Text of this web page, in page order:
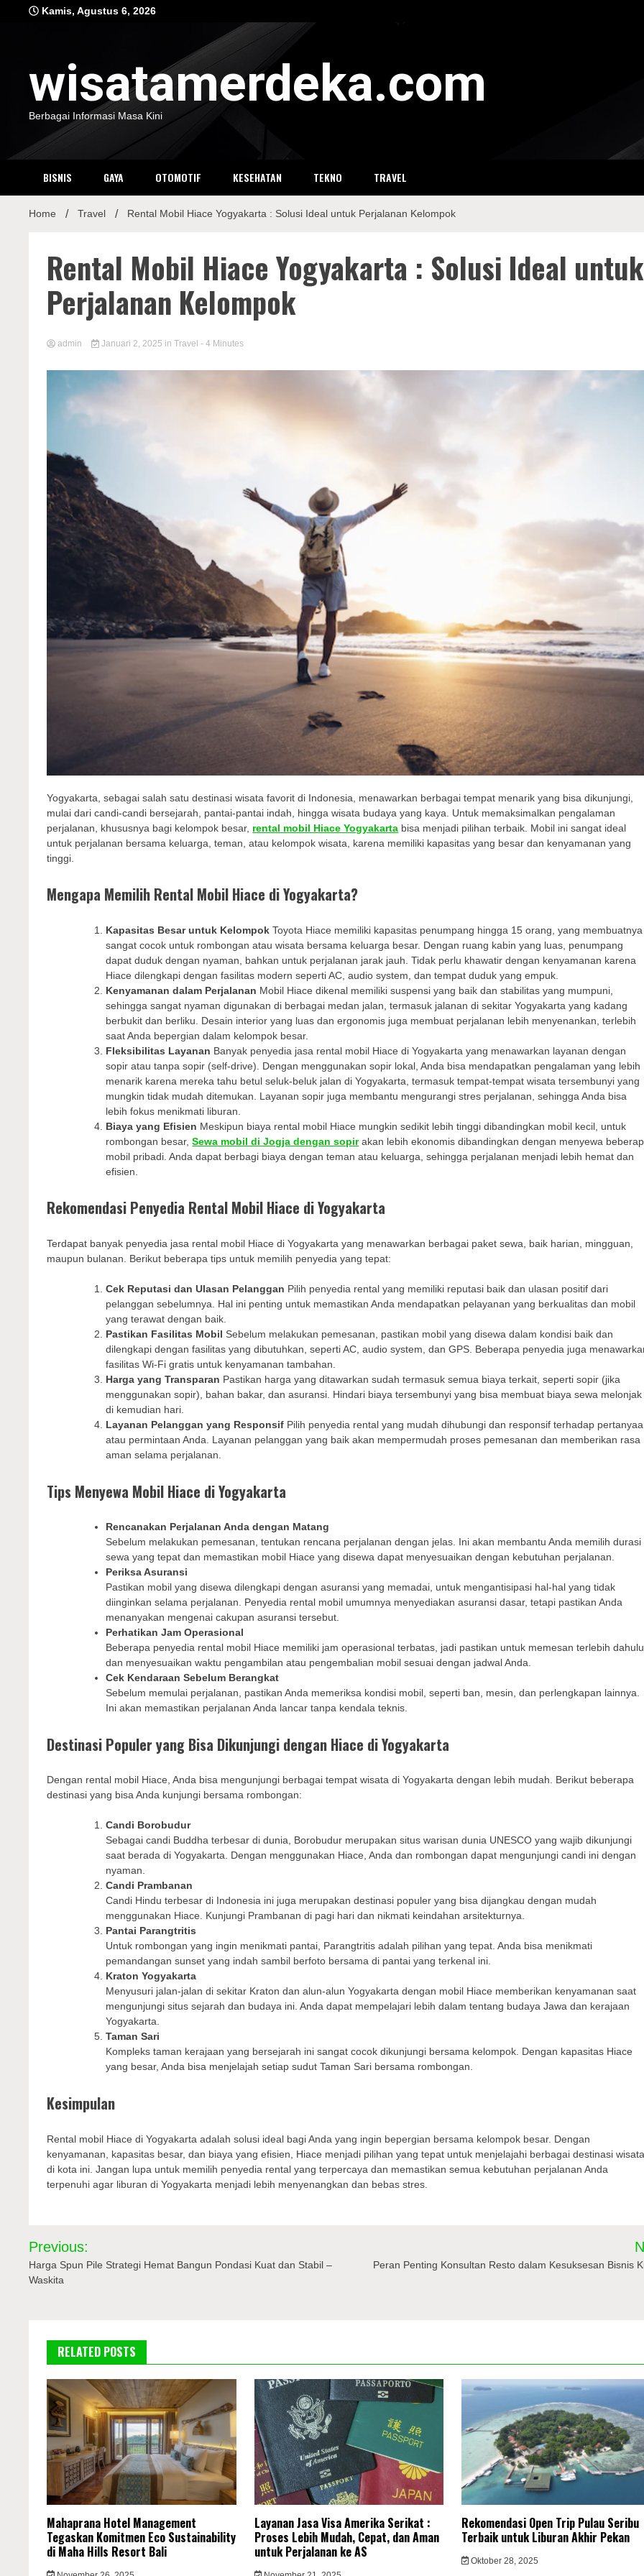
Kamis, Agustus 6, 2026
wisatamerdeka.com
Berbagai Informasi Masa Kini
BISNIS GAYA OTOMOTIF KESEHATAN TEKNO TRAVEL
Home Travel Rental Mobil Hiace Yogyakarta : Solusi Ideal untuk Perjalanan Kelompok
Rental Mobil Hiace Yogyakarta : Solusi Ideal untuk
Perjalanan Kelompok
admin Januari 2, 2025 in Travel - 4 Minutes
Yogyakarta, sebagai salah satu destinasi wisata favorit di Indonesia, menawarkan berbagai tempat menarik yang bisa dikunjungi,
mulai dari candi-candi bersejarah, pantai-pantai indah, hingga wisata budaya yang kaya. Untuk memaksimalkan pengalaman
perjalanan, khususnya bagi kelompok besar, rental mobil Hiace Yogyakarta bisa menjadi pilihan terbaik. Mobil ini sangat ideal
untuk perjalanan bersama keluarga, teman, atau kelompok wisata, karena memiliki kapasitas yang besar dan kenyamanan yang
tinggi.
Mengapa Memilih Rental Mobil Hiace di Yogyakarta?
Kapasitas Besar untuk Kelompok Toyota Hiace memiliki kapasitas penumpang hingga 15 orang, yang membuatnya
sangat cocok untuk rombongan atau wisata bersama keluarga besar. Dengan ruang kabin yang luas, penumpang
dapat duduk dengan nyaman, bahkan untuk perjalanan jarak jauh. Tidak perlu khawatir dengan kenyamanan karena
Hiace dilengkapi dengan fasilitas modern seperti AC, audio system, dan tempat duduk yang empuk.
Kenyamanan dalam Perjalanan Mobil Hiace dikenal memiliki suspensi yang baik dan stabilitas yang mumpuni,
sehingga sangat nyaman digunakan di berbagai medan jalan, termasuk jalanan di sekitar Yogyakarta yang kadang
berbukit dan berliku. Desain interior yang luas dan ergonomis juga membuat perjalanan lebih menyenankan, terlebih
saat Anda bepergian dalam kelompok besar.
Fleksibilitas Layanan Banyak penyedia jasa rental mobil Hiace di Yogyakarta yang menawarkan layanan dengan
sopir atau tanpa sopir (self-drive). Dengan menggunakan sopir lokal, Anda bisa mendapatkan pengalaman yang lebih
menarik karena mereka tahu betul seluk-beluk jalan di Yogyakarta, termasuk tempat-tempat wisata tersembunyi yang
mungkin tidak mudah ditemukan. Layanan sopir juga membantu mengurangi stres perjalanan, sehingga Anda bisa
lebih fokus menikmati liburan.
Biaya yang Efisien Meskipun biaya rental mobil Hiace mungkin sedikit lebih tinggi dibandingkan mobil kecil, untuk
rombongan besar,Sewa mobil di Jogja dengan sopirakan lebih ekonomis dibandingkan dengan menyewa
mobil pribadi. Anda dapat berbagi biaya dengan teman atau keluarga, sehingga perjalanan menjadi lebih hemat dan
efisien.
Rekomendasi Penyedia Rental Mobil Hiace di Yogyakarta
Terdapat banyak penyedia jasa rental mobil Hiace di Yogyakarta yang menawarkan berbagai paket sewa, baik harian, mingguan,
maupun bulanan. Berikut beberapa tips untuk memilih penyedia yang tepat:
Cek Reputasi dan Ulasan Pelanggan Pilih penyedia rental yang memiliki reputasi baik dan ulasan positif dari
pelanggan sebelumnya. Hal ini penting untuk memastikan Anda mendapatkan pelayanan yang berkualitas dan mobil
yang terawat dengan baik.
Pastikan Fasilitas Mobil Sebelum melakukan pemesanan, pastikan mobil yang disewa dalam kondisi baik dan
dilengkapi dengan fasilitas yang dibutuhkan, seperti AC, audio system, dan GPS. Beberapa penyedia juga
fasilitas Wi-Fi gratis untuk kenyamanan tambahan.
Harga yang Transparan Pastikan harga yang ditawarkan sudah termasuk semua biaya terkait, seperti sopir (jika
menggunakan sopir), bahan bakar, dan asuransi. Hindari biaya tersembunyi yang bisa membuat biaya sewa melonjak
di kemudian hari.
Layanan Pelanggan yang Responsif Pilih penyedia rental yang mudah dihubungi dan responsif terhadap
atau permintaan Anda. Layanan pelanggan yang baik akan mempermudah proses pemesanan dan memberikan rasa
aman selama perjalanan.
Tips Menyewa Mobil Hiace di Yogyakarta
Rencanakan Perjalanan Anda dengan Matang
Sebelum melakukan pemesanan, tentukan rencana perjalanan dengan jelas. Ini akan membantu Anda memilih durasi
sewa yang tepat dan memastikan mobil Hiace yang disewa dapat menyesuaikan dengan kebutuhan perjalanan.
Periksa Asuransi
Pastikan mobil yang disewa dilengkapi dengan asuransi yang memadai, untuk mengantisipasi hal-hal yang tidak
diinginkan selama perjalanan. Penyedia rental mobil umumnya menyediakan asuransi dasar, tetapi pastikan Anda
menanyakan mengenai cakupan asuransi tersebut.
Perhatikan Jam Operasional
Beberapa penyedia rental mobil Hiace memiliki jam operasional terbatas, jadi pastikan untuk memesan terlebih dahulu
dan menyesuaikan waktu pengambilan atau pengembalian mobil sesuai dengan jadwal Anda.
Cek Kendaraan Sebelum Berangkat
Sebelum memulai perjalanan, pastikan Anda memeriksa kondisi mobil, seperti ban, mesin, dan perlengkapan lainnya.
Ini akan memastikan perjalanan Anda lancar tanpa kendala teknis.
Destinasi Populer yang Bisa Dikunjungi dengan Hiace di Yogyakarta
Dengan rental mobil Hiace, Anda bisa mengunjungi berbagai tempat wisata di Yogyakarta dengan lebih mudah. Berikut beberapa
destinasi yang bisa Anda kunjungi bersama rombongan:
Candi Borobudur
Sebagai candi Buddha terbesar di dunia, Borobudur merupakan situs warisan dunia UNESCO yang wajib dikunjungi
saat berada di Yogyakarta. Dengan menggunakan Hiace, Anda dan rombongan dapat mengunjungi candi ini dengan
nyaman.
Candi Prambanan
Candi Hindu terbesar di Indonesia ini juga merupakan destinasi populer yang bisa dijangkau dengan mudah
menggunakan Hiace. Kunjungi Prambanan di pagi hari dan nikmati keindahan arsitekturnya.
Pantai Parangtritis
Untuk rombongan yang ingin menikmati pantai, Parangtritis adalah pilihan yang tepat. Anda bisa menikmati
pemandangan sunset yang indah sambil berfoto bersama di pantai yang terkenal ini.
Kraton Yogyakarta
Menyusuri jalan-jalan di sekitar Kraton dan alun-alun Yogyakarta dengan mobil Hiace memberikan kenyamanan saat
mengunjungi situs sejarah dan budaya ini. Anda dapat mempelajari lebih dalam tentang budaya Jawa dan kerajaan
Yogyakarta.
Taman Sari
Kompleks taman kerajaan yang bersejarah ini sangat cocok dikunjungi bersama kelompok. Dengan kapasitas Hiace
yang besar, Anda bisa menjelajah setiap sudut Taman Sari bersama rombongan.
Kesimpulan
Rental mobil Hiace di Yogyakarta adalah solusi ideal bagi Anda yang ingin bepergian bersama kelompok besar. Dengan
kenyamanan, kapasitas besar, dan biaya yang efisien, Hiace menjadi pilihan yang tepat untuk menjelajahi berbagai destinasi
di kota ini. Jangan lupa untuk memilih penyedia rental yang terpercaya dan memastikan semua kebutuhan perjalanan Anda
terpenuhi agar liburan di Yogyakarta menjadi lebih menyenangkan dan bebas stres.
Navigasi
pos
Previous:
Harga Spun Pile Strategi Hemat Bangun Pondasi Kuat dan Stabil –
Waskita
Peran Penting Konsultan Resto dalam Kesuksesan Bisnis
RELATED POSTS
Mahaprana Hotel Management
Tegaskan Komitmen Eco Sustainability
di Maha Hills Resort Bali
Layanan Jasa Visa Amerika Serikat :
Proses Lebih Mudah, Cepat, dan Aman
untuk Perjalanan ke AS
Rekomendasi Open Trip Pulau Seribu
Terbaik untuk Liburan Akhir Pekan
Oktober 28, 2025